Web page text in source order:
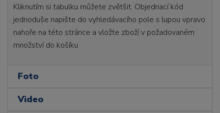
Kliknutím si tabulku můžete zvětšit. Objednací kód
jednoduše napište do vyhledávacího pole s lupou vpravo
nahoře na této stránce a vložte zboží v požadovaném
množství do košíku
Foto
Video